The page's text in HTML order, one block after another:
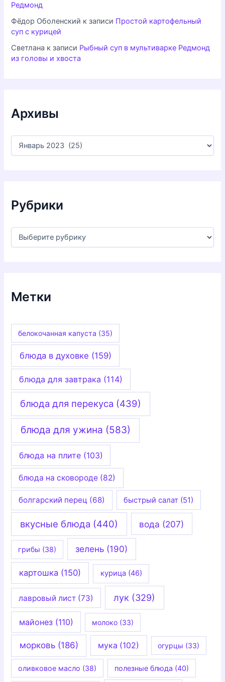
Редмонд
Фёдор Оболенский к записи Простой картофельный
суп с курицей
Светлана к записи Рыбный суп в мультиварке Редмонд
из головы и хвоста
Архивы
Рубрики
и
Метки
белокочанная капуста (35)
блюда в духовке (159)
блюда для завтрака (114)
блюда для перекуса (439)
блюда для ужина (583)
блюда на плите(103)
блюда на сковороде (82)
болгарский перец (68) быстрый салат (51)
вкусные блюда (440) вода (207)
грибы (38) зелень (190)
картошка (150) курица (46)
лавровый лист (73) лук (329)
майонез(110) молоко (33)
морковь(186) мука (102) огурцы (33)
оливковое масло (38) полезные блюда (40)